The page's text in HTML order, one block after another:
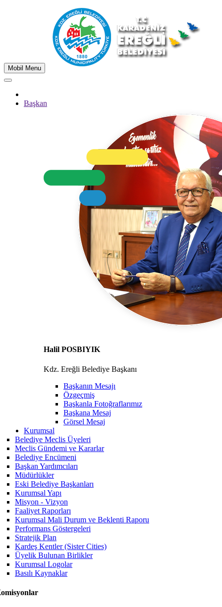
Mobil Menu
Başkan
Halil POSBIYIK
Kdz. Ereğli Belediye Başkanı
Başkanın Mesajı
Özgeçmiş
Başkanla Fotoğraflarımız
Başkana Mesaj
Görsel Mesaj
Kurumsal
Belediye Meclis Üyeleri
Meclis Gündemi ve Kararlar
Belediye Encümeni
Başkan Yardımcıları
Müdürlükler
Eski Belediye Başkanları
Kurumsal Yapı
Misyon - Vizyon
Faaliyet Raporları
Kurumsal Mali Durum ve Beklenti Raporu
Performans Göstergeleri
Stratejik Plan
Kardeş Kentler (Sister Cities)
Üyelik Bulunan Birlikler
Kurumsal Logolar
Basılı Kaynaklar